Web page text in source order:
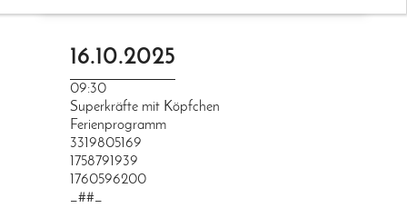
16.10.2025
09:30
Superkräfte mit Köpfchen
Ferienprogramm
3319805169
1758791939
1760596200
_##_